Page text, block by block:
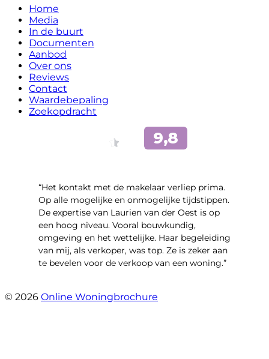
Home
Media
In de buurt
Documenten
Aanbod
Over ons
Reviews
Contact
Waardebepaling
Zoekopdracht
“Het kontakt met de makelaar verliep prima.
Op alle mogelijke en onmogelijke tijdstippen.
De expertise van Laurien van der Oest is op
een hoog niveau. Vooral bouwkundig,
omgeving en het wettelijke. Haar begeleiding
van mij, als verkoper, was top. Ze is zeker aan
te bevelen voor de verkoop van een woning.”
© 2026 Online Woningbrochure